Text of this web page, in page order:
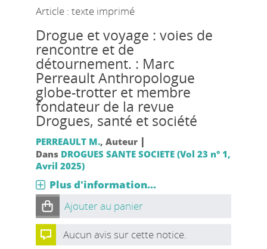
Article : texte imprimé
Drogue et voyage : voies de
rencontre et de
détournement. : Marc
Perreault Anthropologue
globe-trotter et membre
fondateur de la revue
Drogues, santé et société
PERREAULT M., Auteur |
Dans DROGUES SANTE SOCIETE (Vol 23 n° 1,
Avril 2025)
Plus d'information...
Ajouter au panier
Aucun avis sur cette notice.